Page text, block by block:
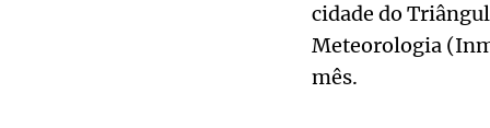
cidade do
Meteorologia
mês.